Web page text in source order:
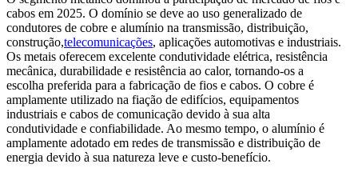
cabos em 2025. O domínio se deve ao uso generalizado de
condutores de cobre e alumínio na transmissão, distribuição,
construção,telecomunicações, aplicações automotivas e industriais.
Os metais oferecem excelente condutividade elétrica, resistência
mecânica, durabilidade e resistência ao calor, tornando-os a
escolha preferida para a fabricação de fios e cabos. O cobre é
amplamente utilizado na fiação de edifícios, equipamentos
industriais e cabos de comunicação devido à sua alta
condutividade e confiabilidade. Ao mesmo tempo, o alumínio é
amplamente adotado em redes de transmissão e distribuição de
energia devido à sua natureza leve e custo-benefício.